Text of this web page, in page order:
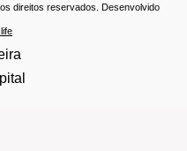
direitos reservados. Desenvolvido